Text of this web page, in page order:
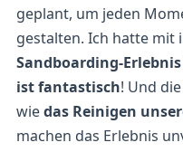
geplant, um jeden
gestalten. Ich hatte mit
Sandboarding-
ist fantastisch! Und
wiedas Reinigen
machen das Erlebnis